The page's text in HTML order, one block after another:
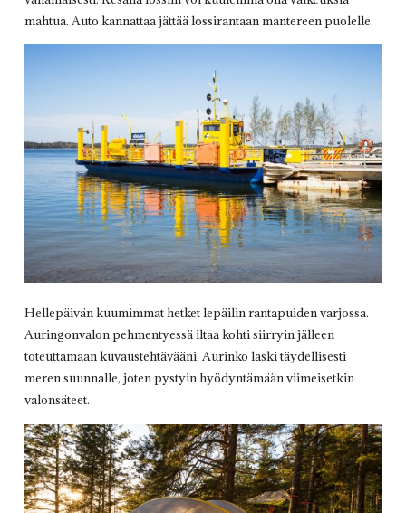
mahtua. Auto kannattaa jättää lossirantaan mantereen puolelle.
Hellepäivän kuumimmat hetket lepäilin rantapuiden varjossa.
Auringonvalon pehmentyessä iltaa kohti siirryin jälleen
toteuttamaan kuvaustehtävääni. Aurinko laski täydellisesti
meren suunnalle, joten pystyin hyödyntämään viimeisetkin
valonsäteet.